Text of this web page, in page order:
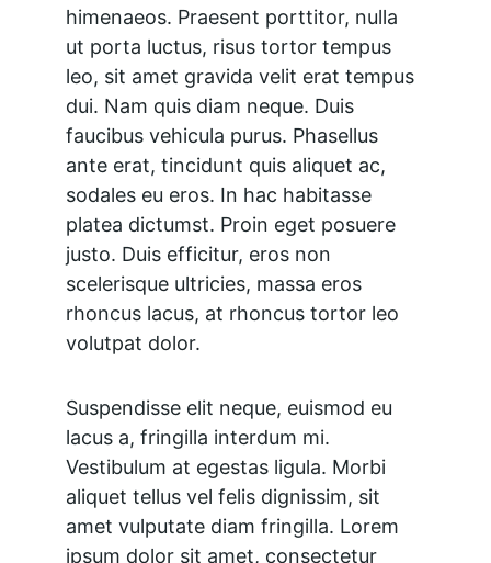
himenaeos. Praesent porttitor, nulla
ut porta luctus, risus tortor tempus
leo, sit amet gravida velit erat tempus
dui. Nam quis diam neque. Duis
faucibus vehicula purus. Phasellus
ante erat, tincidunt quis aliquet ac,
sodales eu eros. In hac habitasse
platea dictumst. Proin eget posuere
justo. Duis efficitur, eros non
scelerisque ultricies, massa eros
rhoncus lacus, at rhoncus tortor leo
volutpat dolor.
Suspendisse elit neque, euismod eu
lacus a, fringilla interdum mi.
Vestibulum at egestas ligula. Morbi
aliquet tellus vel felis dignissim, sit
amet vulputate diam fringilla. Lorem
ipsum dolor sit amet, consectetur